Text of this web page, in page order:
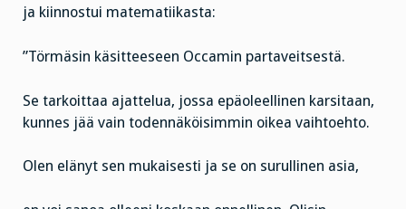
ja kiinnostui matematiikasta:
”Törmäsin käsitteeseen Occamin partaveitsestä.
Se tarkoittaa ajattelua, jossa epäoleellinen karsitaan,
kunnes jää vain todennäköisimmin oikea vaihtoehto.
Olen elänyt sen mukaisesti ja se on surullinen asia,